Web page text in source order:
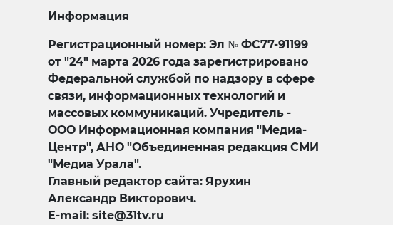
Информация
Регистрационный номер: Эл № ФС77-91199
от "24" марта 2026 года зарегистрировано
Федеральной службой по надзору в сфере
связи, информационных технологий и
массовых коммуникаций. Учредитель -
ООО Информационная компания "Медиа-
Центр", АНО "Объединенная редакция СМИ
"Медиа Урала".
Главный редактор сайта: Ярухин
Александр Викторович.
E-mail: site@31tv.ru